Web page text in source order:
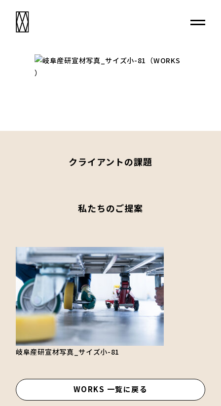
クライアントの課題
私たちのご提案
岐阜産研宣材写真_サイズ小-81
WORKS 一覧に戻る